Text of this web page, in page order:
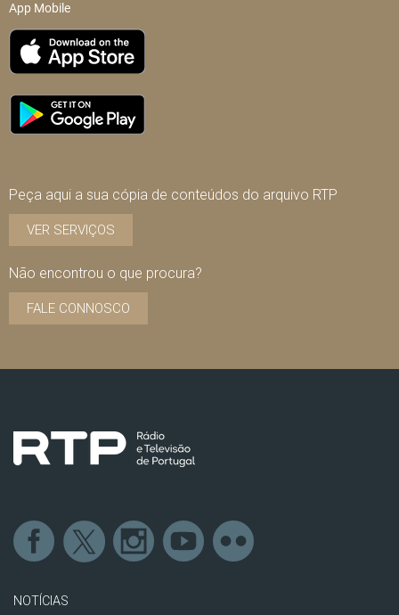
App Mobile
Peça aqui a sua cópia de conteúdos do arquivo RTP
VER SERVIÇOS
Não encontrou o que procura?
FALE CONNOSCO
NOTÍCIAS